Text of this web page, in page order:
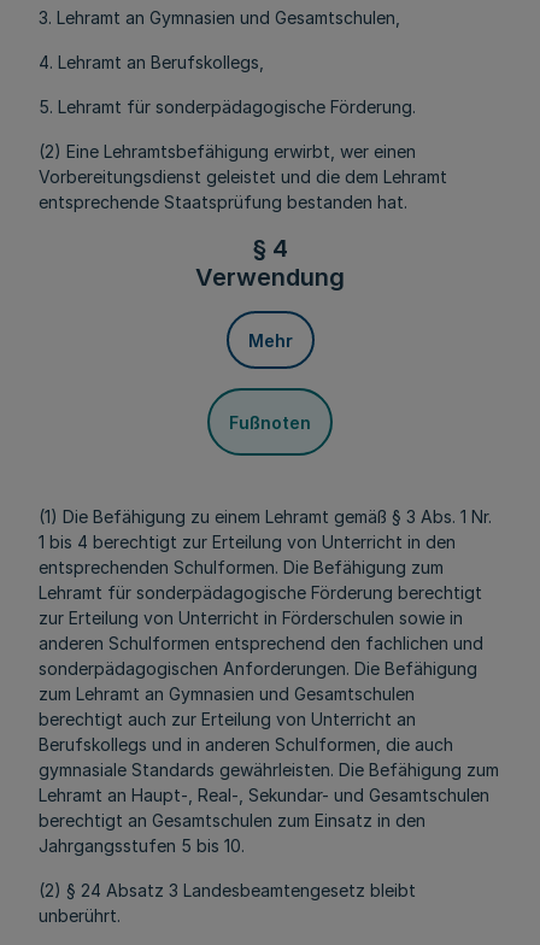
3. Lehramt an Gymnasien und Gesamtschulen,
4. Lehramt an Berufskollegs,
5. Lehramt für sonderpädagogische Förderung.
(2) Eine Lehramtsbefähigung erwirbt, wer einen
Vorbereitungsdienst geleistet und die dem Lehramt
entsprechende Staatsprüfung bestanden hat.
§ 4
Verwendung
Mehr
Fußnoten
(1) Die Befähigung zu einem Lehramt gemäß § 3 Abs. 1 Nr.
1 bis 4 berechtigt zur Erteilung von Unterricht in den
entsprechenden Schulformen. Die Befähigung zum
Lehramt für sonderpädagogische Förderung berechtigt
zur Erteilung von Unterricht in Förderschulen sowie in
anderen Schulformen entsprechend den fachlichen und
sonderpädagogischen Anforderungen. Die Befähigung
zum Lehramt an Gymnasien und Gesamtschulen
berechtigt auch zur Erteilung von Unterricht an
Berufskollegs und in anderen Schulformen, die auch
gymnasiale Standards gewährleisten. Die Befähigung zum
Lehramt an Haupt-, Real-, Sekundar- und Gesamtschulen
berechtigt an Gesamtschulen zum Einsatz in den
Jahrgangsstufen 5 bis 10.
(2) § 24 Absatz 3 Landesbeamtengesetz bleibt
unberührt.